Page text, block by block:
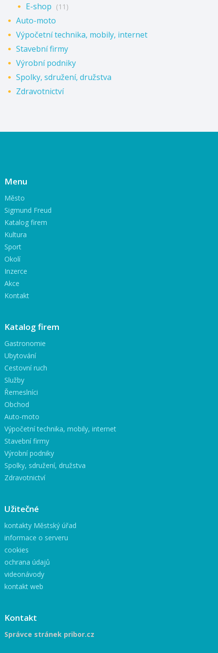
E-shop (11)
Auto-moto
Výpočetní technika, mobily, internet
Stavební firmy
Výrobní podniky
Spolky, sdružení, družstva
Zdravotnictví
Menu
Město
Sigmund Freud
Katalog firem
Kultura
Sport
Okolí
Inzerce
Akce
Kontakt
Katalog firem
Gastronomie
Ubytování
Cestovní ruch
Služby
Řemeslníci
Obchod
Auto-moto
Výpočetní technika, mobily, internet
Stavební firmy
Výrobní podniky
Spolky, sdružení, družstva
Zdravotnictví
Užitečné
kontakty Městský úřad
informace o serveru
cookies
ochrana údajů
videonávody
kontakt web
Kontakt
Správce stránek pribor.cz